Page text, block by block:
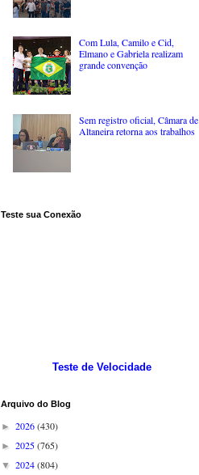
Com Lula, Camilo e Cid,
Elmano e Gabriela realizam
grande convenção
Sem registro oficial, Câmara de
Altaneira retorna aos trabalhos
Teste sua Conexão
Teste de Velocidade
Arquivo do Blog
► 2026(430)
► 2025(765)
▼ 2024(804)